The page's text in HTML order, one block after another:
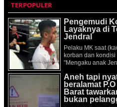
TERPOPULER
Pengemudi
Layaknya di
Jendral
Pelaku MK saat
korban dan
"Mengaku anak
Aneh tapi
beralamat
Barat
bukan